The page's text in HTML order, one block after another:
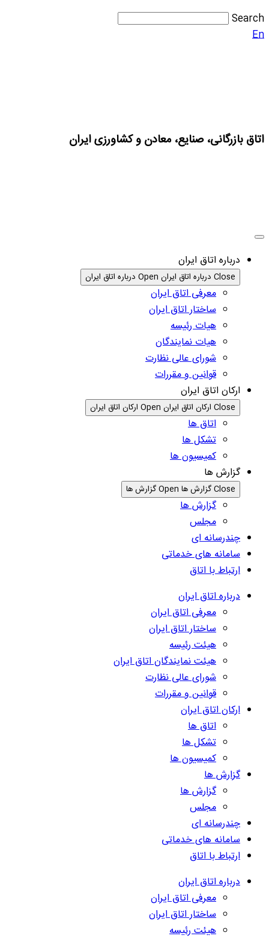
Search
En
اتاق بازرگانی، صنایع، معادن و کشاورزی ایران
درباره اتاق ایران
Close درباره اتاق ایران Open درباره اتاق ایران
معرفی اتاق ایران
ساختار اتاق ایران
هیات رئیسه
هیات نمایندگان
شورای عالی نظارت
قوانین و مقررات
ارکان اتاق ایران
Close ارکان اتاق ایران Open ارکان اتاق ایران
اتاق ها
تشکل ها
کمیسیون ها
گزارش ها
Close گزارش ها Open گزارش ها
گزارش ها
مجلس
چندرسانه ای
سامانه های خدماتی
ارتباط با اتاق
درباره اتاق ایران
معرفی اتاق ایران
ساختار اتاق ایران
هیئت رئیسه
هیئت نمایندگان اتاق ایران
شورای عالی نظارت
قوانین و مقررات
ارکان اتاق ایران
اتاق ها
تشکل ها
کمیسیون ها
گزارش ها
گزارش ها
مجلس
چندرسانه ای
سامانه های خدماتی
ارتباط با اتاق
درباره اتاق ایران
معرفی اتاق ایران
ساختار اتاق ایران
هیئت رئیسه